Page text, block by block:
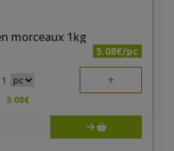
morceaux 1kg
5.08€/pc
1 +
5.08€